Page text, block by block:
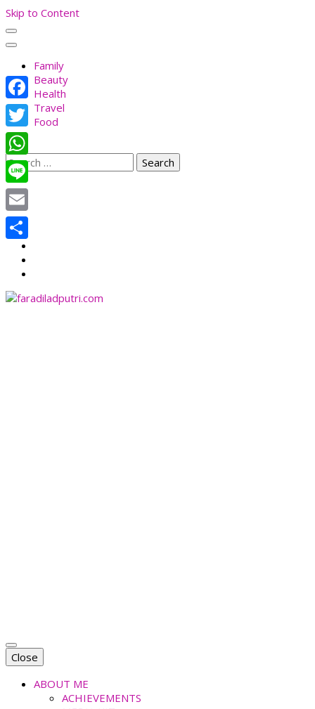
Skip to Content
Family
Beauty
Health
Travel
Food
Search
for:
Close
ABOUT ME
ACHIEVEMENTS
Facebook
Twitter
WhatsApp
Line
Email
Share